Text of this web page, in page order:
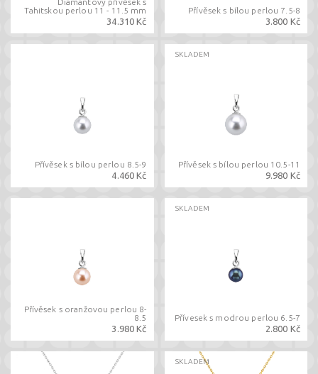
Tahitskou perlou 11 - 11.5 mm
34.310 Kč
Přívěsek s bílou perlou 7.5-8
3.800 Kč
Přívěsek s bílou perlou 8.5-9
4.460 Kč
SKLADEM
Přívěsek s bílou perlou 10.5-11
9.980 Kč
Přívěsek s oranžovou perlou 8-
8.5
3.980 Kč
SKLADEM
Přívesek s modrou perlou 6.5-7
2.800 Kč
SKLADEM